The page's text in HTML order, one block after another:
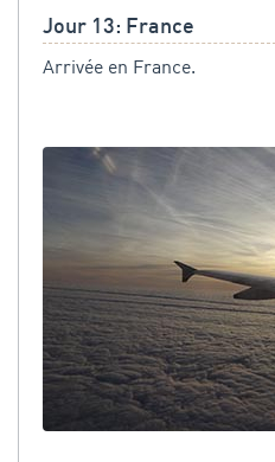
Jour 13: France
Arrivée en France.